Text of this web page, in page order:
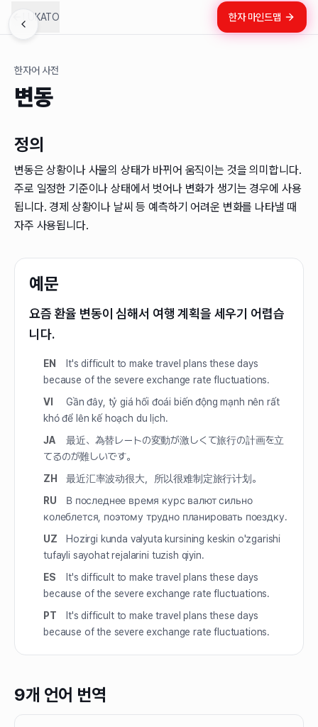
LUKATO 한자 마인드맵
한자어 사전
변동
정의
변동은 상황이나 사물의 상태가 바뀌어 움직이는 것을 의미합니다.
주로 일정한 기준이나 상태에서 벗어나 변화가 생기는 경우에 사용
됩니다. 경제 상황이나 날씨 등 예측하기 어려운 변화를 나타낼 때
자주 사용됩니다.
예문
요즘 환율 변동이 심해서 여행 계획을 세우기 어렵습
니다.
EN
It's difficult to make travel plans these days
because of the severe exchange rate fluctuations.
VI
Gần đây, tỷ giá hối đoái biến động mạnh nên rất
khó để lên kế hoạch du lịch.
JA
最近、為替レートの変動が激しくて旅行の計画を立
てるのが難しいです。
ZH
最近汇率波动很大，所以很难制定旅行计划。
RU
В последнее время курс валют сильно
колеблется, поэтому трудно планировать поездку.
UZ
Hozirgi kunda valyuta kursining keskin o'zgarishi
tufayli sayohat rejalarini tuzish qiyin.
ES
It's difficult to make travel plans these days
because of the severe exchange rate fluctuations.
PT
It's difficult to make travel plans these days
because of the severe exchange rate fluctuations.
9개 언어 번역